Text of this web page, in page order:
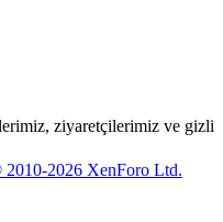
ziyaretçilerimiz ve gizli
2026 XenForo Ltd.